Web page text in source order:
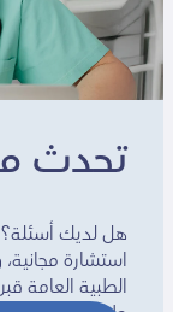
تحدث
هل لديك أسئلة؟
استشارة مجانية،
الطبية العامة قبرص